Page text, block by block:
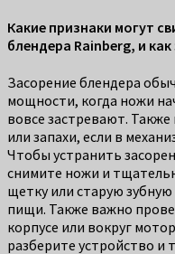
Какие признаки могут
блендера Rainberg, и
Засорение блендера
мощности, когда ножи
вовсе застревают.
или запахи, если в
Чтобы устранить
снимите ножи и
щетку или старую
пищи. Также важно
корпусе или вокруг
разберите устройство и